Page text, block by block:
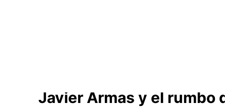
Javier Armas y el rumbo